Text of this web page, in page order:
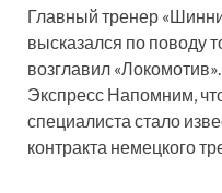
Главный тренер
высказался по поводу
возглавил
Экспресс Напомним,
специалиста стало
контракта немецкого